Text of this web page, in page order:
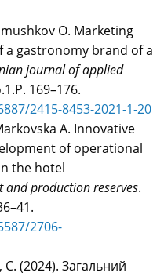
O. Marketing
gastronomy brand of a
journal of applied
169–176.
2415-8453-2021-1-20
A. Innovative
of operational
the hotel
and production reserves.
2706-
(2024). Загальний